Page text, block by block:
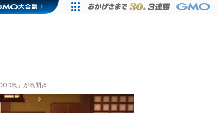
島」が島開き